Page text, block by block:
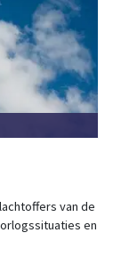
van de
en